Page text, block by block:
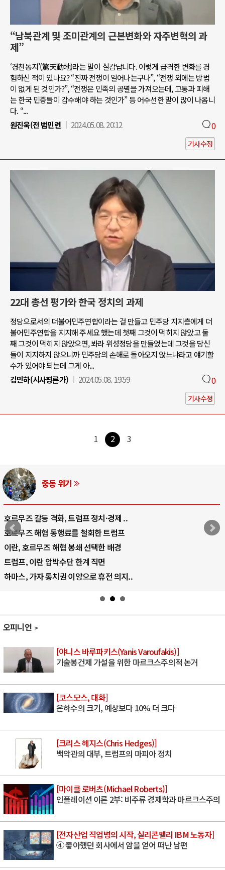
“남북관계 및 조미관계의 근본변화와 자주변혁의 과
제”
‘경천동지’(驚天動地)라는 말이 실감납니다. 이렇게 급격한 변화를 경
험하신 적이 있나요? “진짜 전쟁이 일어나는구나”, “전쟁 외에는 방법
이 없게 된 것인가?”, “전쟁은 민족의 공멸을 가져오는데, 고통과 피해
는 한국 민중들이 감수해야 하는 것인가” 등 어수선한 말이 많이 나옵니
다. “...
원진욱(전 범민련
2024.05.08. 20:12 0
기사수정
22대 총선 평가와 한국 정치의 과제
정당으로서의 더불어민주연합이라는 걸 만들고 민주당 지지층에게 더
불어민주연합을 지지해 주세요 했는데 첫째 그것이 먹히지 않았고 둘
째 그것이 먹히지 않았으면, 봐라 위성정당을 만들었는데 그것을 당신
들이 지지하지 않으니까 민주당의 손해로 돌아오지 않느냐라고 얘기할
수가 있어야 되는데 그게 아...
김민하(시사평론가)
2024.05.08. 19:59 0
기사수정
1 2 3
중동 위기
호르무즈 갈등 격화, 트럼프 정치·경제 ..
호르무즈 해협 통행료를 철회한 트럼프
이란, 호르무즈 해협 봉쇄 선택한 배경
트럼프, 이란 압박수단 한계 직면
하마스, 가자 통치권 이양으로 휴전 의지..
오피니언
[야니스 바루파키스(Yanis Varoufakis)]
기술봉건제 가설을 위한 마르크스주의적 논거
[코스모스, 대화]
은하수의 크기, 예상보다 10% 더 크다
[크리스 헤지스(Chris Hedges)]
백악관의 대부, 트럼프의 마피아 정치
[마이클 로버츠(Michael Roberts)]
인플레이션 이론 2부: 비주류 경제학과 마르크스주의
[전자산업 직업병의 시작, 실리콘밸리 IBM 노동자]
④ 좋아했던 회사에서 암을 얻어 떠난 남편